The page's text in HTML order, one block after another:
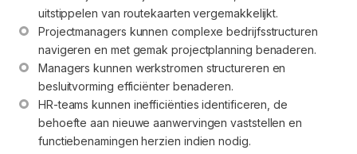
uitstippelen van routekaarten vergemakkelijkt.
Projectmanagers kunnen complexe bedrijfsstructuren
navigeren en met gemak projectplanning benaderen.
Managers kunnen werkstromen structureren en
besluitvorming efficiënter benaderen.
HR-teams kunnen inefficiënties identificeren, de
behoefte aan nieuwe aanwervingen vaststellen en
functiebenamingen herzien indien nodig.